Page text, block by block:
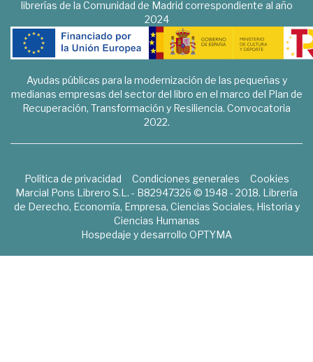
librerías de la Comunidad de Madrid correspondiente al año
2024
Ayudas públicas para la modernización de las pequeñas y
medianas empresas del sector del libro en el marco del Plan de
Recuperación, Transformación y Resiliencia. Convocatoria
2022.
Política de privacidad Condiciones generales
Cookies
Marcial Pons Librero S.L. - B82947326 © 1948 - 2018. Librería
de Derecho, Economía, Empresa, Ciencias Sociales, Historia y
Ciencias Humanas
Hospedaje y desarrollo OPTYMA